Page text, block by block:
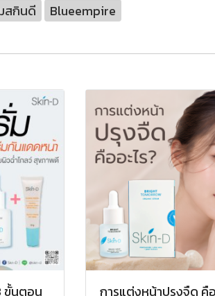
สกินดี Blueempire
ขั้นตอน การแต่งหน้าปรุงจืด คือ